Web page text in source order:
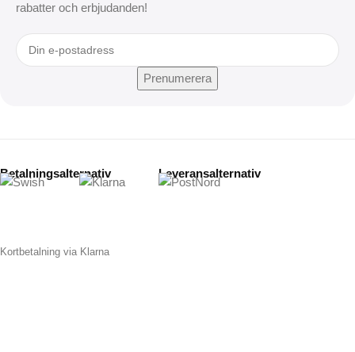
rabatter och erbjudanden!
Betalningsalternativ
Kortbetalning via Klarna
Leveransalternativ